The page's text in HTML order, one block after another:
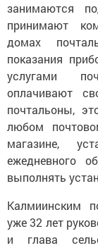
занимаются
принимают
домах
показания
услугами
оплачивают
почтальоны,
любом
магазине,
ежедневного
выполнять
Калмиинским
уже 32 лет
и глава